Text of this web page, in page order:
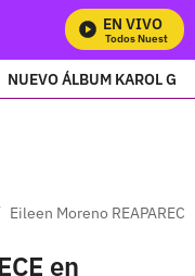
EN VIVO
Mira Todos Nuestros
NUEVO ÁLBUM KAROL G
Eileen Moreno
en